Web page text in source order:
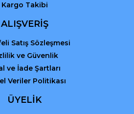
Kargo Takibi
ALIŞVERİŞ
Satış Sözleşmesi
ve Güvenlik
ve İade Şartları
Veriler Politikası
ÜYELİK